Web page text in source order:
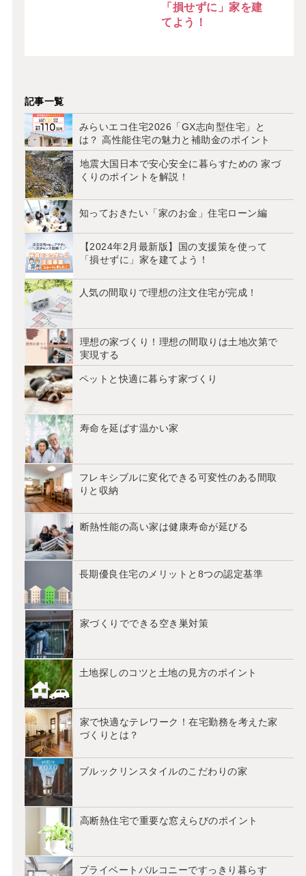
「損せずに」家を建
てよう！
記事一覧
みらいエコ住宅2026「GX志向型住宅」と
は？ 高性能住宅の魅力と補助金のポイント
地震大国日本で安心安全に暮らすための 家づ
くりのポイントを解説！
知っておきたい「家のお金」住宅ローン編
【2024年2月最新版】国の支援策を使って
「損せずに」家を建てよう！
人気の間取りで理想の注文住宅が完成！
理想の家づくり！理想の間取りは土地次第で
実現する
ペットと快適に暮らす家づくり
寿命を延ばす温かい家
フレキシブルに変化できる可変性のある間取
りと収納
断熱性能の高い家は健康寿命が延びる
長期優良住宅のメリットと8つの認定基準
家づくりでできる空き巣対策
土地探しのコツと土地の見方のポイント
家で快適なテレワーク！在宅勤務を考えた家
づくりとは？
ブルックリンスタイルのこだわりの家
高断熱住宅で重要な窓えらびのポイント
プライベートバルコニーですっきり暮らす